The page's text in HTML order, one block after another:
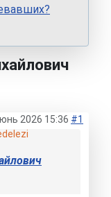
2026 15:36 #1